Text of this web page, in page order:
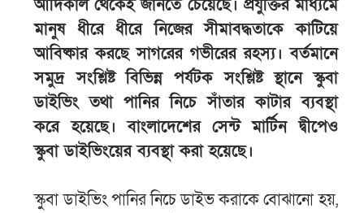
আদিকাল থেকেই জানতে চেয়েছে। প্রযুক্তির মাধ্যমে
মানুষ ধীরে ধীরে নিজের সীমাবদ্ধতাকে কাটিয়ে
আবিষ্কার করছে সাগরের গভীরের রহস্য। বর্তমানে
সমুদ্র সংশ্লিষ্ট বিভিন্ন পর্যটক সংশ্লিষ্ট স্থানে স্কুবা
ডাইভিং তথা পানির নিচে সাঁতার কাটার ব্যবস্থা
করে হয়েছে। বাংলাদেশের সেন্ট মার্টিন দ্বীপেও
স্কুবা ডাইভিংয়ের ব্যবস্থা করা হয়েছে।
স্কুবা ডাইভিং পানির নিচে ডাইভ করাকে বোঝানো হয়,